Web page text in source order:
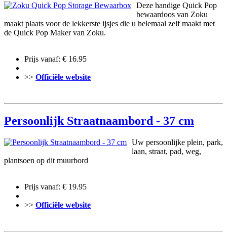
Deze handige Quick Pop
bewaardoos van Zoku
maakt plaats voor de lekkerste ijsjes die u helemaal zelf maakt met
de Quick Pop Maker van Zoku.
Prijs vanaf: € 16.95
>> Officiële website
Persoonlijk Straatnaambord - 37 cm
Uw persoonlijke plein, park,
laan, straat, pad, weg,
plantsoen op dit muurbord
Prijs vanaf: € 19.95
>> Officiële website